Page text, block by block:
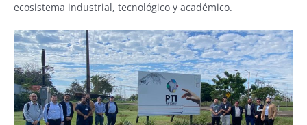
ecosistema industrial, tecnológico y académico.